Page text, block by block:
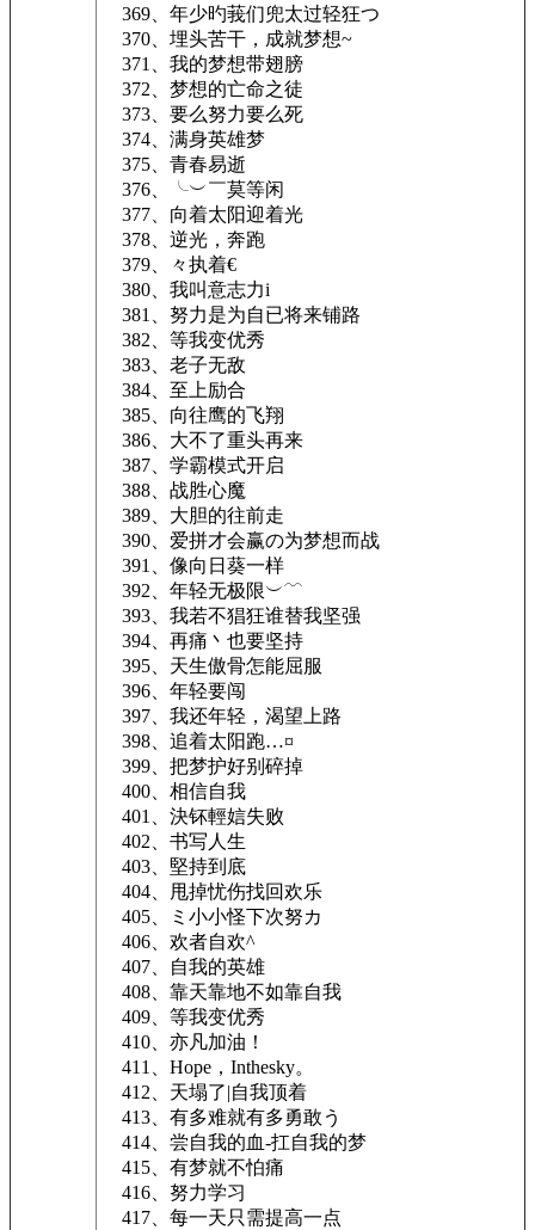
369、年少旳莪们兜太过轻狂つ
370、埋头苦干，成就梦想~
371、我的梦想带翅膀
372、梦想的亡命之徒
373、要么努力要么死
374、满身英雄梦
375、青春易逝
376、╰︶￣莫等闲
377、向着太阳迎着光
378、逆光，奔跑
379、々执着€
380、我叫意志力i
381、努力是为自已将来铺路
382、等我变优秀
383、老子无敌
384、至上励合
385、向往鹰的飞翔
386、大不了重头再来
387、学霸模式开启
388、战胜心魔
389、大胆的往前走
390、爱拼才会赢の为梦想而战ゞ
391、像向日葵一样
392、年轻无极限︶﹋
393、我若不猖狂谁替我坚强
394、再痛丶也要坚持
395、天生傲骨怎能屈服
396、年轻要闯
397、我还年轻，渴望上路
398、追着太阳跑…¤
399、把梦护好别碎掉
400、相信自我
401、決钚輕娮失败
402、书写人生
403、堅持到底
404、甩掉忧伤找回欢乐
405、ミ小小怪下次努カ
406、欢者自欢^
407、自我的英雄
408、靠天靠地不如靠自我
409、等我变优秀
410、亦凡加油！
411、Hope，Inthesky。
412、天塌了|自我顶着
413、有多难就有多勇敢う
414、尝自我的血-扛自我的梦
415、有梦就不怕痛
416、努力学习
417、每一天只需提高一点